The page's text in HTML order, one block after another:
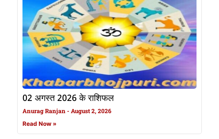
02 अगस्त 2026 के राशिफल
Anurag Ranjan August 2, 2026
Read Now »